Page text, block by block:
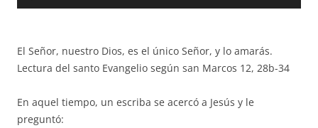
El Señor, nuestro Dios, es el único Señor, y lo amarás.
Lectura del santo Evangelio según san Marcos 12, 28b-34
En aquel tiempo, un escriba se acercó a Jesús y le
preguntó: